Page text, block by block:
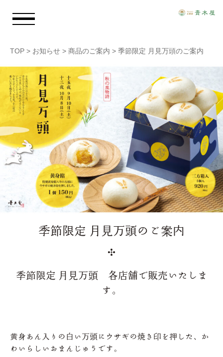
お知らせ
青木屋のおもい
商品情報
店舗情報
採用情報
TOP > お知らせ > 商品のご案内 > 季節限定 月見万頭のご案内
季節限定 月見万頭のご案内
季節限定 月見万頭 各店舗で販売いたしま
す。
黄身あん入りの白い万頭にウサギの焼き印を押した、か
わいらしいおまんじゅうです。